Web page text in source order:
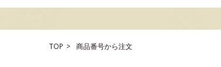
TOP 商品番号から注文